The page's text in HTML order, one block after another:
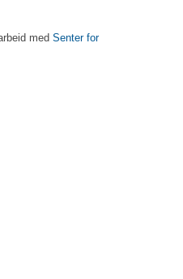
med Senter for